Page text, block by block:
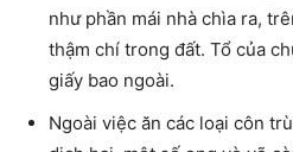
như phần mái nhà chìa ra,
thậm chí trong đất. Tổ của
giấy bao ngoài.
Ngoài việc ăn các loại côn